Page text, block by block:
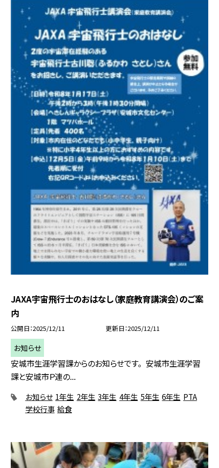
JAXA宇宙飛行士のおはなし（家庭教育講演会）のご案
内
公開日 2025/12/11 更新日 2025/12/11
お知らせ
安城市生涯学習課からのお知らせです。 安城市生涯学習
課と安城市Ｐ連の...
お知らせ 1年生 2年生 3年生 4年生 5年生 6年生 PTA
学校行事 給食